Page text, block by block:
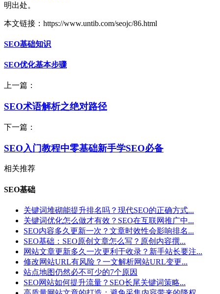
明出处。
本文链接：https://www.untib.com/seojc/86.html
SEO基础知识
SEO优化基本步骤
上一篇：
SEO术语解析之绝对路径
下一篇：
SEO入门教程中零基础新手学SEO必备
相关推荐
SEO基础
关键词堆砌能提升排名吗？现代SEO的正确方式...
关键词优化怎么做才有效？SEO在互联网推广中...
SEO内容多久更新一次？文章时效性会影响排名...
SEO基础：SEO原创文章怎么写？原创内容撰...
网站文章更新多久一次更利于收录？新手站长要注...
修改网站URL有风险？一文解析网站URL变更...
站点地图仍然必不可少的7个原因
SEO网站如何提升流量？SEO长尾关键词策略...